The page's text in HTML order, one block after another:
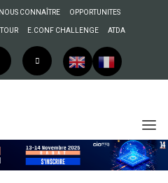
NOUS CONNAÎTRE OPPORTUNITES
E.CONF CHALLENGE ATDA